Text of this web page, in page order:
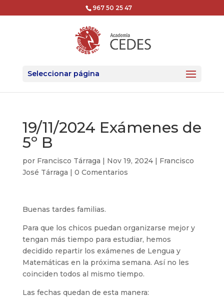
967 50 25 47
Seleccionar página
19/11/2024 Exámenes de
5º B
por Francisco Tárraga | Nov 19, 2024| Francisco
José Tárraga | 0 Comentarios
Buenas tardes familias.
Para que los chicos puedan organizarse mejor y
tengan más tiempo para estudiar, hemos
decidido repartir los exámenes de Lengua y
Matemáticas en la próxima semana. Así no les
coinciden todos al mismo tiempo.
Las fechas quedan de esta manera: